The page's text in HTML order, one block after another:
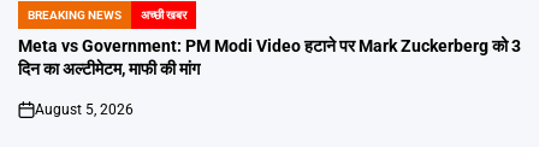
POSTED
IN
BREAKING NEWS अच्छी खबर
Meta vs Government: PM Modi Video हटाने पर Mark Zuckerberg को 3
दिन का अल्टीमेटम, माफी की मांग
on
August 5, 2026